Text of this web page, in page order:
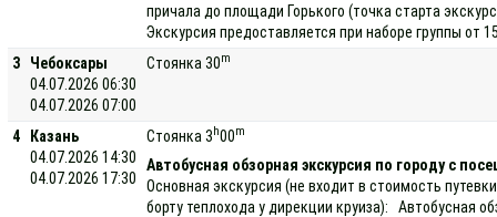
причала до площади Горького (точка старта
Экскурсия предоставляется при наборе группы от
3
Чебоксары
04.07.2026 06:30
04.07.2026 07:00
Стоянка 30m
4
Казань
04.07.2026 14:30
04.07.2026 17:30
Стоянка 3 h00m
Автобусная обзорная экскурсия по городу с
Основная экскурсия (не входит в стоимость
борту теплохода у дирекции круиза): Автобусная